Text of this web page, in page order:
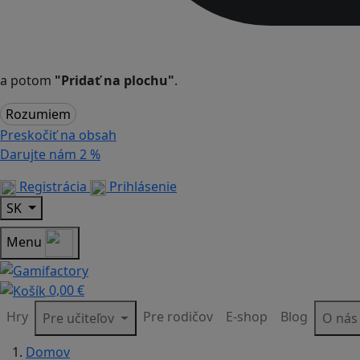
a potom "Pridať na plochu".
Rozumiem
Preskočiť na obsah
Darujte nám 2 %
Registrácia
Prihlásenie
SK
Menu
0,00 €
Hry
Pre učiteľov Pre rodičov E-shop Blog
O nás
Domov